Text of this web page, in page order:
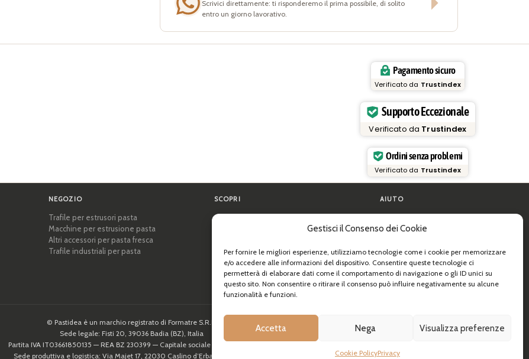
Gestisci il Consenso dei Cookie
Per fornire le migliori esperienze, utilizziamo tecnologie come i cookie per memorizzare
e/o accedere alle informazioni del dispositivo. Consentire queste tecnologie ci
permetterà di elaborare dati come il comportamento di navigazione o gli ID unici su
questo sito. Non consentire o ritirare il consenso può influire negativamente su alcune
funzionalità e funzioni.
Accetta Nega Visualizza preferenze
Cookie PolicyPrivacy
Scrivici direttamente: ti risponderemo il prima possibile, di solito
entro un giorno lavorativo.
Pagamento sicuro
Verificato da Trustindex
Supporto Eccezionale
Verificato da Trustindex
Ordini senza problemi
Verificato da Trustindex
NEGOZIO
Trafile per estrusori pasta
Macchine per estrusione pasta
Altri accessori per pasta fresca
Trafile industriali per pasta
SCOPRI
Certificazioni
Ricette
Professionisti e B2B
Chi siamo
AIUTO
FAQ e supporto
Contattaci
Info spedizioni
Resi
© Pastidea è un marchio registrato di Formatre S.R.L.
Sede legale: Fisti 20, 39036 Badia (BZ), Italia
Partita IVA IT03661850135 — REA BZ 230399 — Capitale sociale 10.000,00€
Sede produttiva e logistica: Via Majet 17, 22030 Caslino d’Erba (CO), Italia